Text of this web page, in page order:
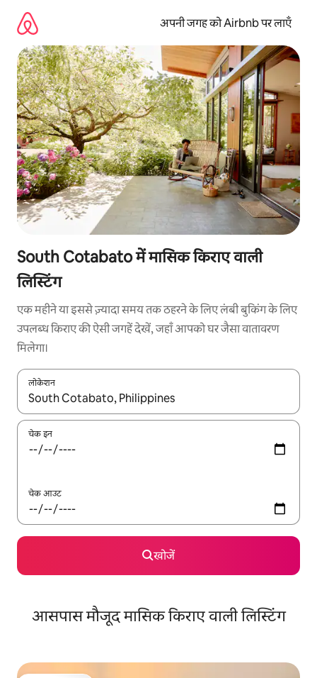
छोड़कर
सीधा
कॉन्टेंट
अपनी जगह को Airbnb पर लाएँ
South Cotabato में मासिक किराए वाली
लिस्टिंग
एक महीने या इससे ज़्यादा समय तक ठहरने के लिए लंबी बुकिंग के लिए
उपलब्ध किराए की ऐसी जगहें देखें, जहाँ आपको घर जैसा वातावरण
मिलेगा।
लोकेशन
नतीजों के उपलब्ध होने पर, अप और डाउन 'ऐरो की' का इस्तेमाल करके नेविगेट
चेक इन
चेक आउट
खोजें
आसपास मौजूद मासिक किराए वाली लिस्टिंग